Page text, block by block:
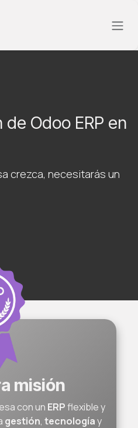
Odoo ERP en
crezca, necesitarás un
misión
con un ERPflexible y
gestión,tecnologíay